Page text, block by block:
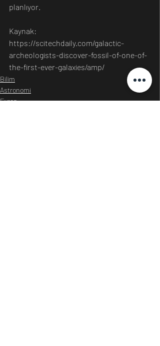
planlıyor.
Kaynak:
https://scitechdaily.com/galactic-
archeologists-discover-fossil-of-one-of-
the-first-ever-galaxies/amp/
Bilim
Astronomi
Evren